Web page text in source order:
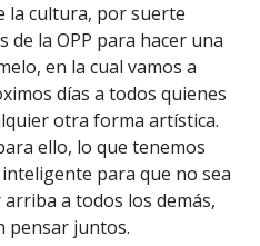
la cultura, por suerte
la OPP para hacer una
en la cual vamos a
días a todos quienes
otra forma artística.
ello, lo que tenemos
para que no sea
a todos los demás,
pensar juntos.